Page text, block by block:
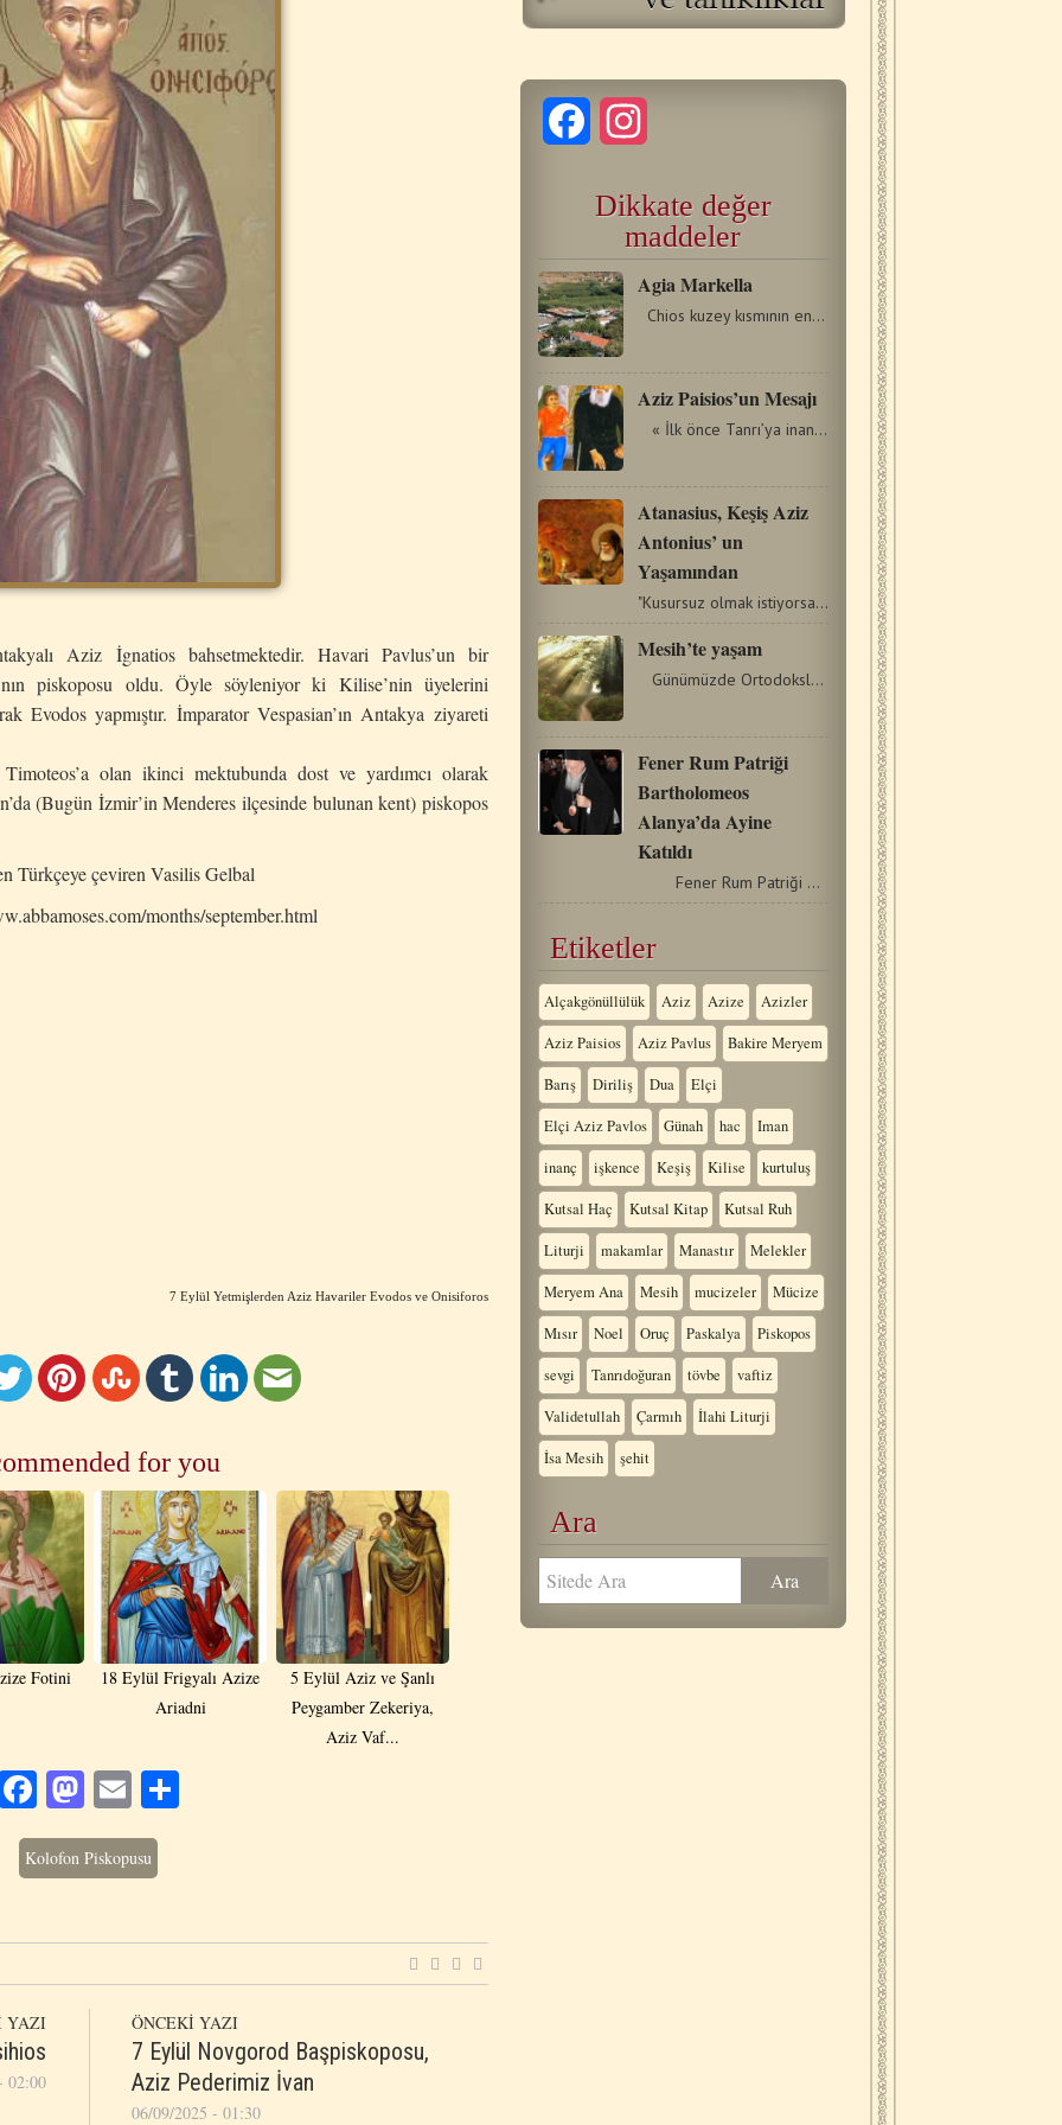
Aziz İgnatios bahsetmektedir. Havari Pavlus’un bir
piskoposu oldu. Öyle söyleniyor ki Kilise’nin üyelerini
Evodos yapmıştır. İmparator Vespasian’ın Antakya ziyareti
olan ikinci mektubunda dost ve yardımcı olarak
(Bugün İzmir’in Menderes ilçesinde bulunan kent) piskopos
Türkçeye çeviren Vasilis Gelbal
months/september.html
7 Eylül Yetmişlerden Aziz Havariler Evodos ve Onisiforos
for you
Fotini
18 Eylül Frigyalı Azize
Ariadni
5 Eylül Aziz ve Şanlı
Peygamber Zekeriya,
Aziz Vaf...
Facebook
Mastodon
EmailShare
Kolofon Piskopusu
YAZI
02:00
ÖNCEKİ YAZI
7 Eylül Novgorod Başpiskoposu,
Aziz Pederimiz İvan
06/09/2025 - 01:30
Facebook
Dikkate değer
maddeler
Agia Markella
Chios kuzey kısmının en büyük köyü olan Volissos'tan…
Aziz Paisios’un Mesajı
« İlk önce Tanrı’ya inanalım, ondan sonra Tanrı’yı…
Atanasius, Keşiş Aziz
Antonius’ un
Yaşamından
"Kusursuz olmak istiyorsan git, sahip olduğun her şeyi sat;…
Mesih’te yaşam
Günümüzde Ortodoksluğun, özellikle de geçmiş…
Fener Rum Patriği
Bartholomeos
Alanya’da Ayine
Katıldı
Fener Rum Patriği Bartholomeos, Antalya'nın…
Etiketler
Alçakgönüllülük Aziz Azize Azizler
Aziz Paisios Aziz Pavlus Bakire Meryem
Barış Diriliş Dua Elçi
Elçi Aziz Pavlos Günah hac Iman
inanç işkence Keşiş Kilise kurtuluş
Kutsal Haç Kutsal Kitap Kutsal Ruh
Liturji makamlar Manastır Melekler
Meryem Ana Mesih mucizeler Mücize
Mısır Noel Oruç Paskalya Piskopos
sevgi Tanrıdoğuran tövbe vaftiz
Validetullah Çarmıh İlahi Liturji
İsa Mesih şehit
Ara